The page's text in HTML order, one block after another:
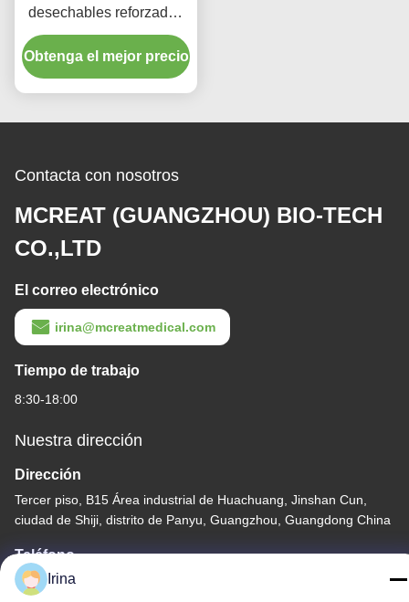
desechables reforzados
con puerto de succión
micro delgado con
esposas de PU
Obtenga el mejor precio
Contacta con nosotros
MCREAT (GUANGZHOU) BIO-TECH
CO.,LTD
El correo electrónico
irina@mcreatmedical.com
Tiempo de trabajo
8:30-18:00
Nuestra dirección
Dirección
Tercer piso, B15 Área industrial de Huachuang, Jinshan Cun,
ciudad de Shiji, distrito de Panyu, Guangzhou, Guangdong China
Teléfono
86-020-3156-0583
Irina